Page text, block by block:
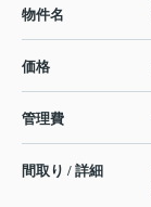
物件名
価格
管理費
間取り / 詳細